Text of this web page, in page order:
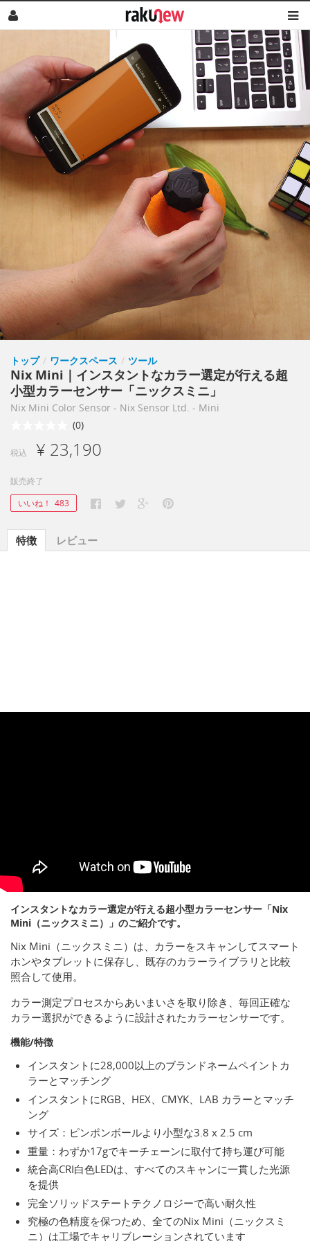
トップ / ワークスペース / ツール
Nix Mini｜インスタントなカラー選定が行える超
小型カラーセンサー「ニックスミニ」
Nix Mini Color Sensor - Nix Sensor Ltd. - Mini
(0)
税込 ¥ 23,190
販売終了
いいね！ 483
特徴 レビュー
インスタントなカラー選定が行える超小型カラーセンサー「Nix
Mini（ニックスミニ）」のご紹介です。
Nix Mini（ニックスミニ）は、カラーをスキャンしてスマート
ホンやタブレットに保存し、既存のカラーライブラリと比較
照合して使用。
カラー測定プロセスからあいまいさを取り除き、毎回正確な
カラー選択ができるように設計されたカラーセンサーです。
機能/特徴
インスタントに28,000以上のブランドネームペイントカ
ラーとマッチング
インスタントにRGB、HEX、CMYK、LAB カラーとマッチ
ング
サイズ：ピンポンボールより小型な3.8 x 2.5 cm
重量：わずか17gでキーチェーンに取付て持ち運び可能
統合高CRI白色LEDは、すべてのスキャンに一貫した光源
を提供
完全ソリッドステートテクノロジーで高い耐久性
究極の色精度を保つため、全てのNix Mini（ニックスミ
ニ）は工場でキャリブレーションされています